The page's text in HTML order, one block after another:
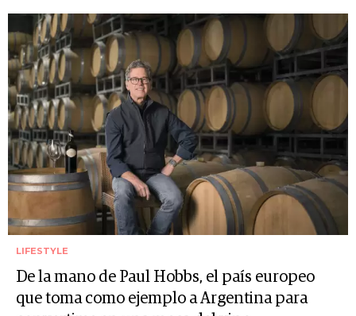
LIFESTYLE
De la mano de Paul Hobbs, el país europeo
que toma como ejemplo a Argentina para